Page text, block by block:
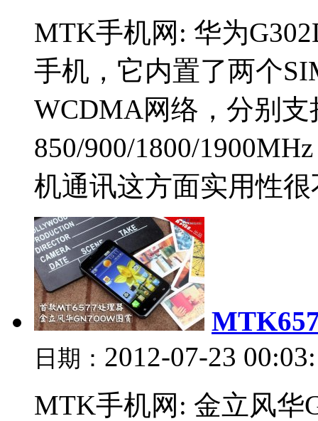
MTK手机网: 华为
手机，它内置了两个
WCDMA网络，分别支
850/900/1800/
机通讯这方面实用性
日期： 2012-07-23
MTK手机网: 金立风华